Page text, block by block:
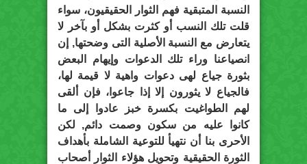
النسبة المتبقية فهم الثوار الحقيقيون، سواء
قلت تلك النسب أو كثرت بشكل أو بآخر لا
يتعارض مع النسبة الأصلية التى وضحتها, إن
انصياعنا وراء تلك الدعوات وإيهام البعض
بثورة جياع لهى دعوات واهية لا قيمة لها،
فالجياع لا يثورون إلا إذا جاعوا، فإن ألقى
لهم الطواغيت بكسرة خبز عادوا إلى ما
كانوا عليه من سكون وصمت دائم, لكن
الأحرى بنا أن نتهيأ للتوعية الشاملة بأهداف
الثورة الحقيقية وتحويل هؤلاء الثوار أصحاب